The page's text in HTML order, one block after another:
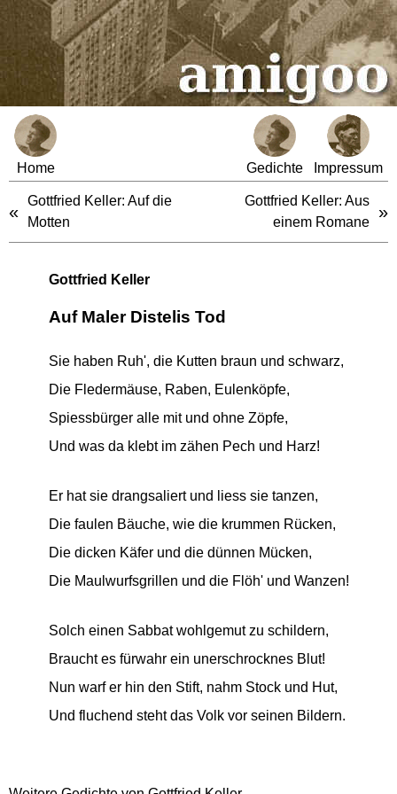
Home Gedichte Impressum
«
Gottfried Keller: Auf die
Motten
Gottfried Keller: Aus
einem Romane
»
Gottfried Keller
Auf Maler Distelis Tod
Sie haben Ruh', die Kutten braun und schwarz,
Die Fledermäuse, Raben, Eulenköpfe,
Spiessbürger alle mit und ohne Zöpfe,
Und was da klebt im zähen Pech und Harz!
Er hat sie drangsaliert und liess sie tanzen,
Die faulen Bäuche, wie die krummen Rücken,
Die dicken Käfer und die dünnen Mücken,
Die Maulwurfsgrillen und die Flöh' und Wanzen!
Solch einen Sabbat wohlgemut zu schildern,
Braucht es fürwahr ein unerschrocknes Blut!
Nun warf er hin den Stift, nahm Stock und Hut,
Und fluchend steht das Volk vor seinen Bildern.